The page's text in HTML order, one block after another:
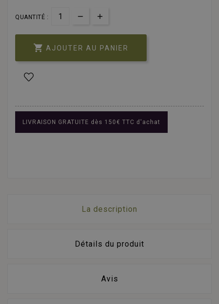
QUANTITÉ :
 AJOUTER AU PANIER
LIVRAISON GRATUITE dès 150€ TTC d'achat
La description
Détails du produit
Avis